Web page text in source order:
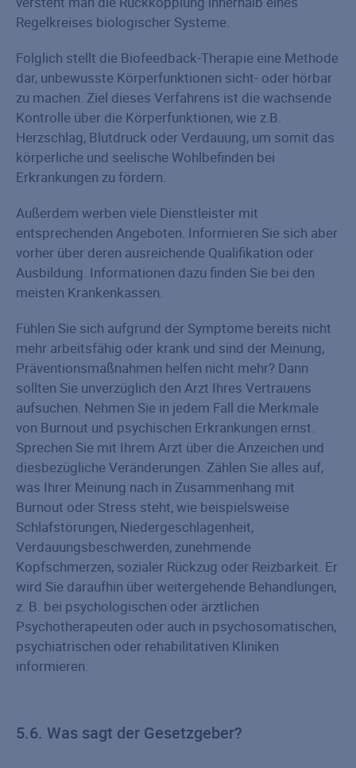
Regelkreises biologischer Systeme.
Folglich stellt die Biofeedback-Therapie eine Methode
dar, unbewusste Körperfunktionen sicht- oder hörbar
zu machen. Ziel dieses Verfahrens ist die wachsende
Kontrolle über die Körperfunktionen, wie z.B.
Herzschlag, Blutdruck oder Verdauung, um somit das
körperliche und seelische Wohlbefinden bei
Erkrankungen zu fördern.
Außerdem werben viele Dienstleister mit
entsprechenden Angeboten. Informieren Sie sich aber
vorher über deren ausreichende Qualifikation oder
Ausbildung. Informationen dazu finden Sie bei den
meisten Krankenkassen.
Fühlen Sie sich aufgrund der Symptome bereits nicht
mehr arbeitsfähig oder krank und sind der Meinung,
Präventionsmaßnahmen helfen nicht mehr? Dann
sollten Sie unverzüglich den Arzt Ihres Vertrauens
aufsuchen. Nehmen Sie in jedem Fall die Merkmale
von Burnout und psychischen Erkrankungen ernst.
Sprechen Sie mit Ihrem Arzt über die Anzeichen und
diesbezügliche Veränderungen. Zählen Sie alles auf,
was Ihrer Meinung nach in Zusammenhang mit
Burnout oder Stress steht, wie beispielsweise
Schlafstörungen, Niedergeschlagenheit,
Verdauungsbeschwerden, zunehmende
Kopfschmerzen, sozialer Rückzug oder Reizbarkeit. Er
wird Sie daraufhin über weitergehende Behandlungen,
z. B. bei psychologischen oder ärztlichen
Psychotherapeuten oder auch in psychosomatischen,
psychiatrischen oder rehabilitativen Kliniken
informieren.
5.6. Was sagt der Gesetzgeber?